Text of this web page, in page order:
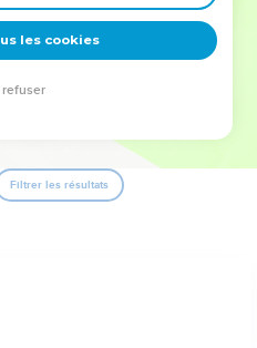
vous guidiez un ministère, une
leur expérience est faite
vous.
Filtrer les résultats
les cookies
refuser